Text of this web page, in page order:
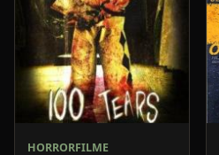
HORRORFILME